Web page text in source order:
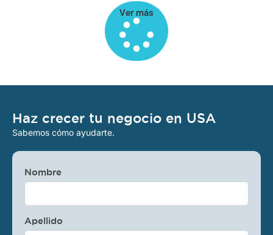
Ver más
Haz crecer tu negocio en USA
Sabemos cómo ayudarte.
Nombre
Apellido